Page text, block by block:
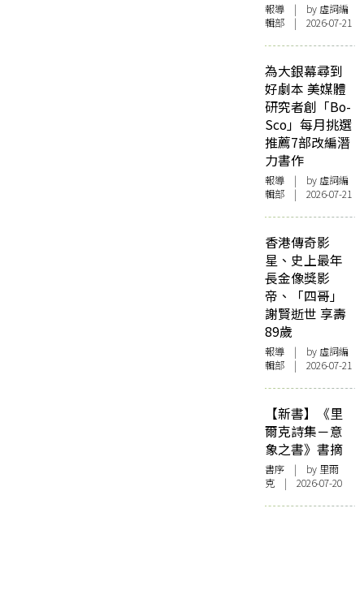
報導 | by 虛詞編
輯部 | 2026-07-21
為大銀幕尋到
好劇本 美媒體
研究者創「Bo-
Sco」每月挑選
推薦7部改編潛
力書作
報導 | by 虛詞編
輯部 | 2026-07-21
香港傳奇影
星、史上最年
長金像獎影
帝、「四哥」
謝賢逝世 享壽
89歲
報導 | by 虛詞編
輯部 | 2026-07-21
【新書】《里
爾克詩集－意
象之書》書摘
書序 | by 里爾
克 | 2026-07-20